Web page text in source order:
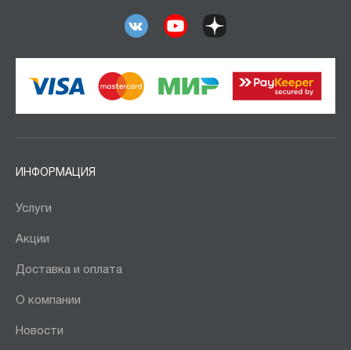
ИНФОРМАЦИЯ
Услуги
Акции
Доставка и оплата
О компании
Новости